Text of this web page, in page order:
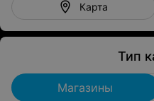
Карта
Тип
Магазины